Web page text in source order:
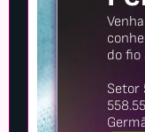
do fio
Setor